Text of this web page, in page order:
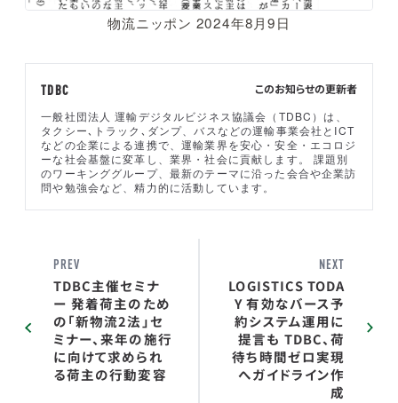
物流ニッポン 2024年8月9日
このお知らせの更新者
TDBC
一般社団法人 運輸デジタルビジネス協議会（TDBC）は、
タクシー､トラック､ダンプ、バスなどの運輸事業会社とICT
などの企業による連携で、運輸業界を安心・安全・エコロジ
ーな社会基盤に変革し、業界・社会に貢献します。 課題別
のワーキンググループ、最新のテーマに沿った会合や企業訪
問や勉強会など、精力的に活動しています。
PREV
TDBC主催セミナ
ー 発着荷主のため
の「新物流2法」セ
ミナー、来年の施行
に向けて求められ
る荷主の行動変容
NEXT
LOGISTICS TODA
Y 有効なバース予
約システム運用に
提言も TDBC、荷
待ち時間ゼロ実現
へガイドライン作
成